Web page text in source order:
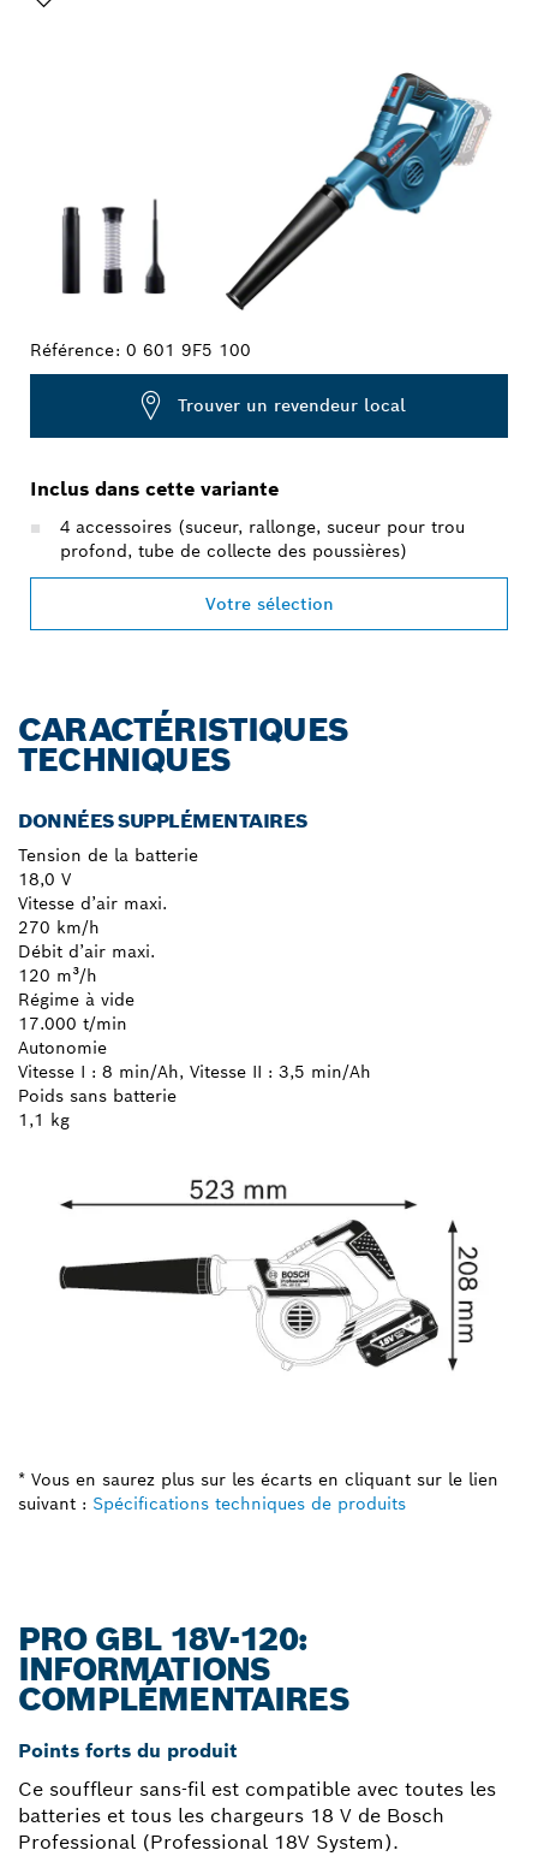
Référence: 0 601 9F5 100
Trouver un revendeur local
Inclus dans cette variante
4 accessoires (suceur, rallonge, suceur pour trou
profond, tube de collecte des poussières)
Votre sélection
CARACTÉRISTIQUES
TECHNIQUES
DONNÉES SUPPLÉMENTAIRES
Tension de la batterie
18,0 V
Vitesse d’air maxi.
270 km/h
Débit d’air maxi.
120 m³/h
Régime à vide
17.000 t/min
Autonomie
Vitesse I : 8 min/Ah, Vitesse II : 3,5 min/Ah
Poids sans batterie
1,1 kg
* Vous en saurez plus sur les écarts en cliquant sur le lien
suivant : Spécifications techniques de produits
PRO GBL 18V-120:
INFORMATIONS
COMPLÉMENTAIRES
Points forts du produit
Ce souffleur sans-fil est compatible avec toutes les
batteries et tous les chargeurs 18 V de Bosch
Professional (Professional 18V System).